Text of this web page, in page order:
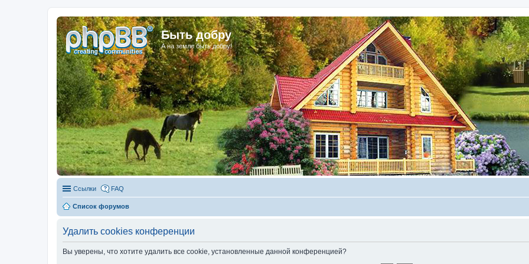
Быть добру
А на земле быть добру!
Ссылки FAQ
Список форумов
Удалить cookies конференции
Вы уверены, что хотите удалить все cookie, установленные данной конференцией?